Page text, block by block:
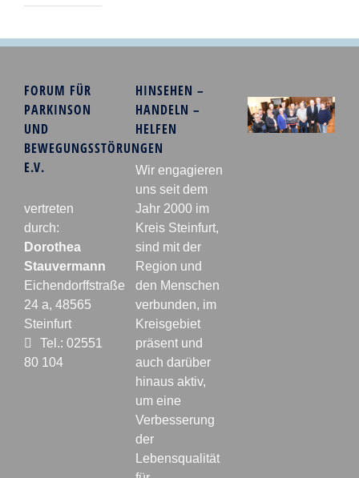
FORUM FÜR
PARKINSON
UND
BEWEGUNGSSTÖRUNGEN
E.V.
vertreten
durch:
Dorothea
Stauvermann
Eichendorffstraße
24 a, 48565
Steinfurt
Tel.: 02551
80 104
HINSEHEN –
HANDELN –
HELFEN
Wir engagieren
uns seit dem
Jahr 2000 im
Kreis Steinfurt,
sind mit der
Region und
den Menschen
verbunden, im
Kreisgebiet
präsent und
auch darüber
hinaus aktiv,
um eine
Verbesserung
der
Lebensqualität